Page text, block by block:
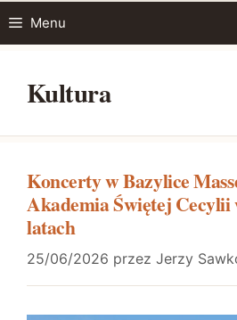
Menu
Kultura
Koncerty w Bazylice
Akademia Świętej Cecylii
latach
25/06/2026 przez Jerzy